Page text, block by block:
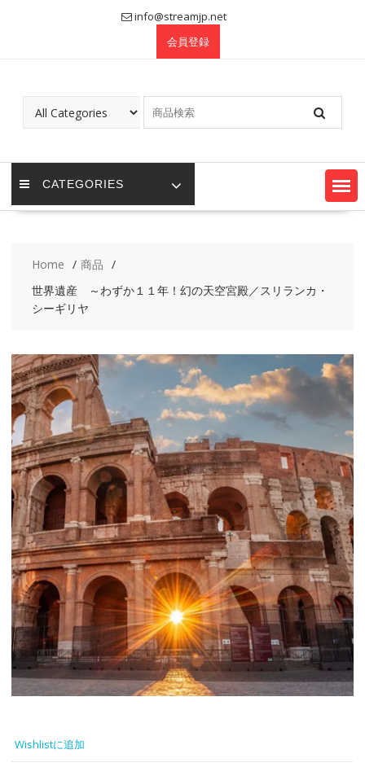
info@streamjp.net
会員登録
CATEGORIES
Home
商品
世界遺産 ～わずか１１年！幻の天空宮殿／スリランカ・
シーギリヤ
Wishlistに追加